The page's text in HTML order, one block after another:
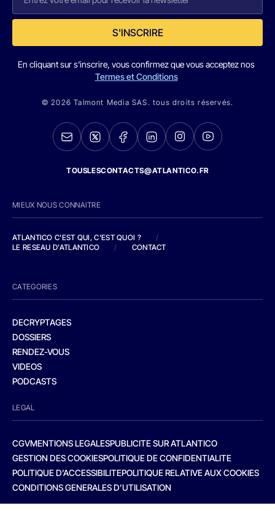
S'INSCRIRE
En cliquant sur s'inscrire, vous confirmez que vous acceptez nos
Termes et Conditions
© 2026 Talmont Media SAS. tous droits réservés.
TOUSLESCONTACTS@ATLANTICO.FR
MIEUX NOUS CONNAITRE
ATLANTICO C'EST QUI, C'EST QUOI ?
/
LE RESEAU D'ATLANTICO
/ CONTACT
CATEGORIES
DECRYPTAGES
DOSSIERS
RENDEZ-VOUS
VIDEOS
PODCASTS
LEGAL
CGVMENTIONS LEGALESPUBLICITE SUR ATLANTICO
GESTION DES COOKIESPOLITIQUE DE CONFIDENTIALITE
POLITIQUE D’ACCESSIBILITEPOLITIQUE RELATIVE AUX COOKIES
CONDITIONS GENERALES D’UTILISATION